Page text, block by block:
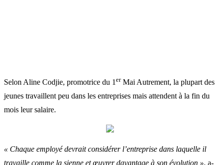
Selon Aline Codjie, promotrice du 1 erMai Autrement, la plupart des
jeunes travaillent peu dans les entreprises mais attendent à la fin du
mois leur salaire.
« Chaque employé devrait considérer l’entreprise dans laquelle il
travaille comme la sienne et œuvrer davantage à son évolution », a-